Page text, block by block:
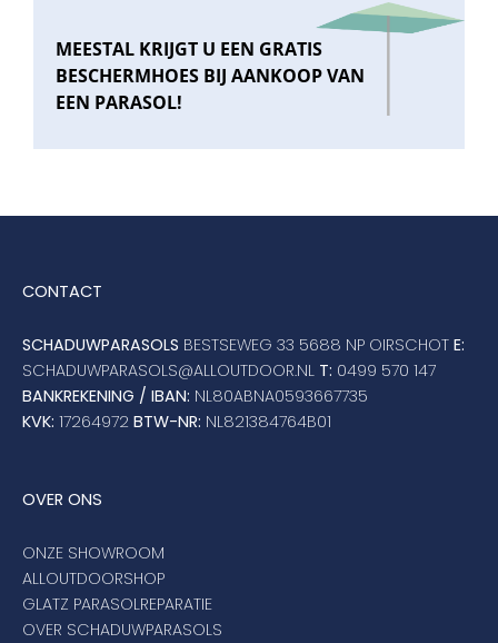
MEESTAL KRIJGT U EEN GRATIS
BESCHERMHOES BIJ AANKOOP VAN
EEN PARASOL!
CONTACT
SCHADUWPARASOLS BESTSEWEG 33 5688 NP OIRSCHOT E:
SCHADUWPARASOLS@ALLOUTDOOR.NL T: 0499 570 147
BANKREKENING / IBAN: NL80ABNA0593667735
KVK: 17264972 BTW-NR: NL821384764B01
OVER ONS
ONZE SHOWROOM
ALLOUTDOORSHOP
GLATZ PARASOLREPARATIE
OVER SCHADUWPARASOLS